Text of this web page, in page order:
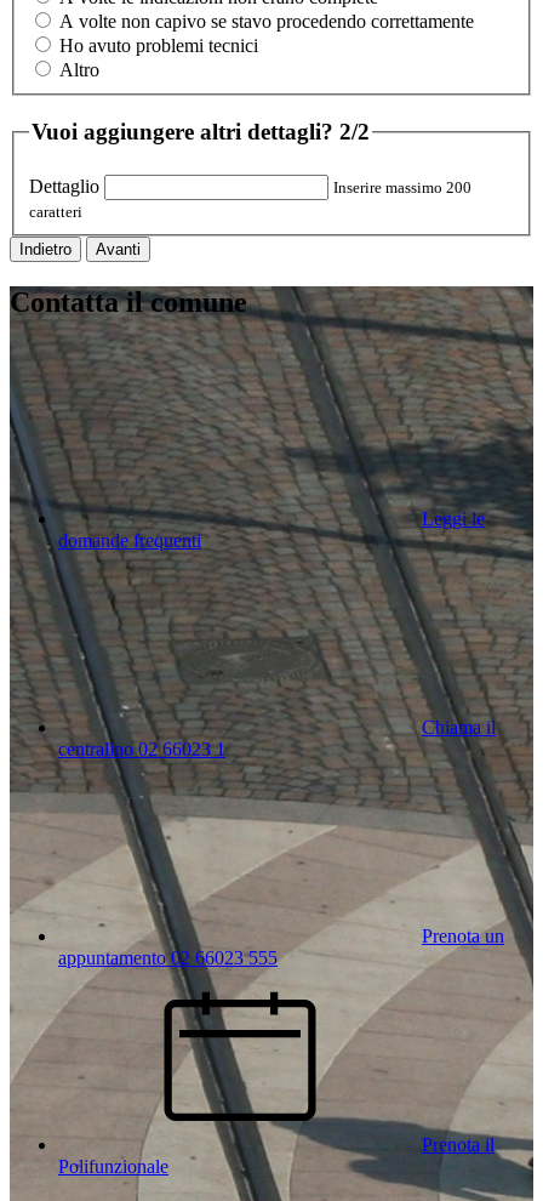
A volte non capivo se stavo procedendo correttamente
Ho avuto problemi tecnici
Altro
Vuoi aggiungere altri dettagli? 2/2
Dettaglio
Inserire massimo 200
caratteri
Indietro Avanti
Contatta il comune
Leggi le
domande frequenti
Chiama il
centralino 02 66023 1
Prenota un
appuntamento 02 66023 555
Prenota il
Polifunzionale